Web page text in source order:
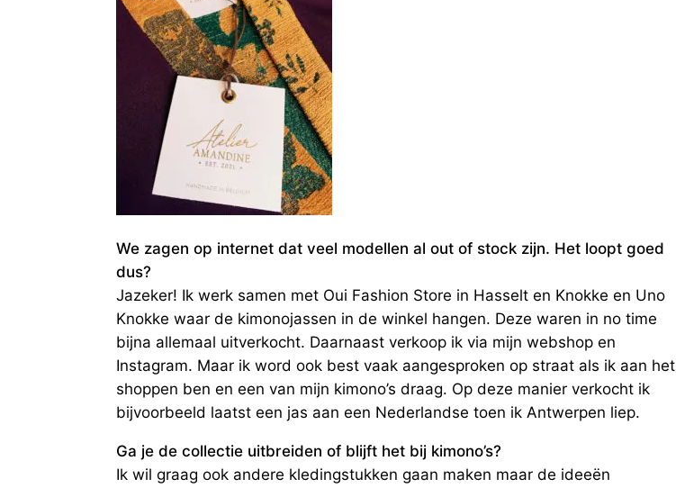
We zagen op internet dat veel modellen al out of stock zijn. Het loopt goed
dus?
Jazeker! Ik werk samen met Oui Fashion Store in Hasselt en Knokke en Uno
Knokke waar de kimonojassen in de winkel hangen. Deze waren in no time
bijna allemaal uitverkocht. Daarnaast verkoop ik via mijn webshop en
Instagram. Maar ik word ook best vaak aangesproken op straat als ik aan het
shoppen ben en een van mijn kimono’s draag. Op deze manier verkocht ik
bijvoorbeeld laatst een jas aan een Nederlandse toen ik Antwerpen liep.
Ga je de collectie uitbreiden of blijft het bij kimono’s?
Ik wil graag ook andere kledingstukken gaan maken maar de ideeën